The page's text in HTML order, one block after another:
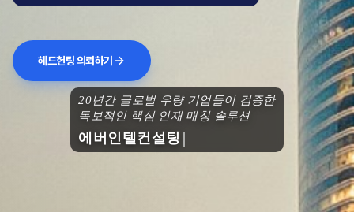
헤드헌팅 의뢰하기
20년간 글로벌 우량 기업들이 검증한
독보적인 핵심 인재 매칭 솔루션
에버인텔컨설팅과 함께 도약하세요